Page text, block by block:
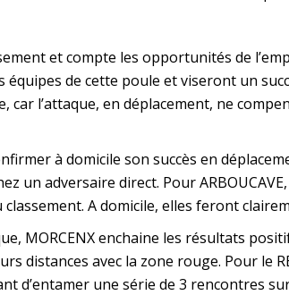
et compte les opportunités de
de cette poule et viseront un
l’attaque, en déplacement, ne
à domicile son succès en
adversaire direct. Pour
A domicile, elles feront
MORCENX enchaine les résultats
avec la zone rouge. Pour le
d’entamer une série de 3 rencontres